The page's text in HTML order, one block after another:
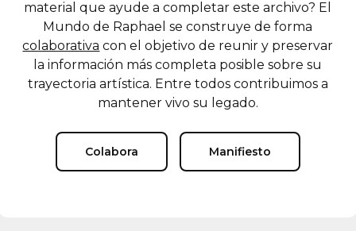
material que ayude a completar este archivo? El
Mundo de Raphael se construye de forma
colaborativa con el objetivo de reunir y preservar
la información más completa posible sobre su
trayectoria artística. Entre todos contribuimos a
mantener vivo su legado.
Colabora Manifiesto